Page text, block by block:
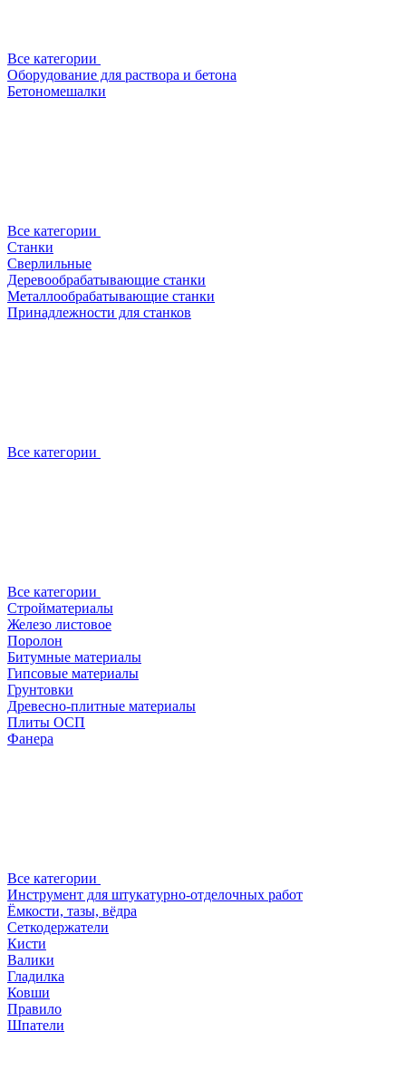
Все категории
Оборудование для раствора и бетона
Бетономешалки
Все категории
Станки
Сверлильные
Деревообрабатывающие станки
Металлообрабатывающие станки
Принадлежности для станков
Все категории
Все категории
Стройматериалы
Железо листовое
Поролон
Битумные материалы
Гипсовые материалы
Грунтовки
Древесно-плитные материалы
Плиты ОСП
Фанера
Все категории
Инструмент для штукатурно-отделочных работ
Ёмкости, тазы, вёдра
Сеткодержатели
Кисти
Валики
Гладилка
Ковши
Правило
Шпатели